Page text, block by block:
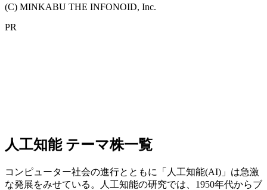
(C) MINKABU THE INFONOID, Inc.
PR
人工知能 テーマ株一覧
コンピューター社会の進行とともに「人工知能(AI)」は急激
な発展をみせている。人工知能の研究では、1950年代からブ